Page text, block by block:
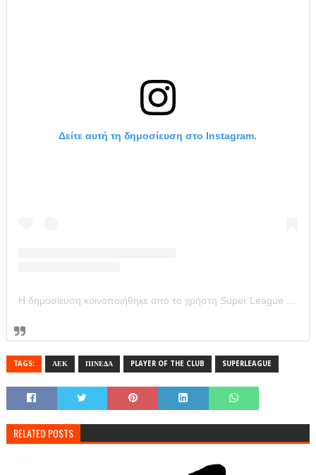
Δείτε αυτή τη δημοσίευση στο Instagram.
Η δημοσίευση κοινοποιήθηκε από το χρήστη Super League Greece (@super_league_gr)
TAGS: ΑΕΚ ΠΙΝΕΔΑ PLAYER OF THE CLUB SUPERLEAGUE
RELATED POSTS